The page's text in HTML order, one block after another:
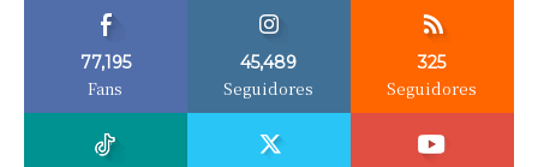
77,195
Fans
45,489
Seguidores
325
Seguidores